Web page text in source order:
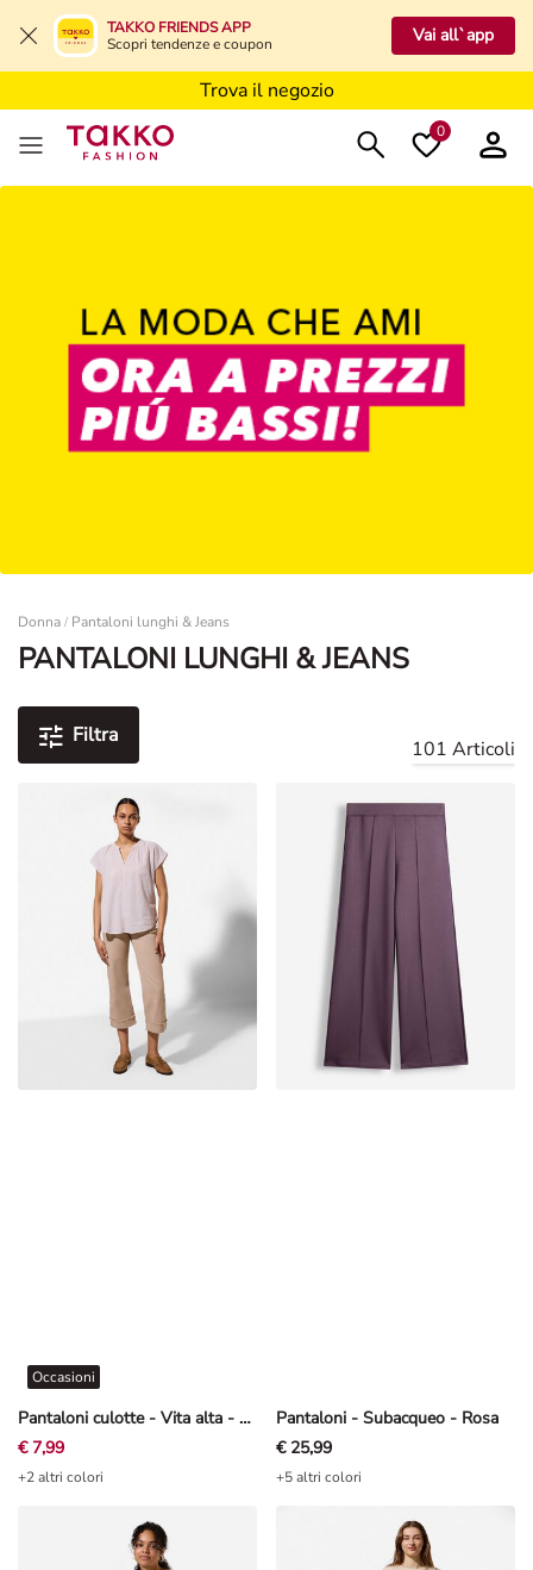
TAKKO FRIENDS APP
Scopri tendenze e coupon
Vai all`app
Trova il negozio
Trova il negozio
Trova il negozio
0
Donna / Pantaloni lunghi & Jeans
PANTALONI LUNGHI & JEANS
Filtra
101 Articoli
Pantaloni culotte - Vita alta - Beige
Occasioni
€ 7,99
+2 altri colori
Pantaloni - Subacqueo - Rosa
€ 25,99
+5 altri colori